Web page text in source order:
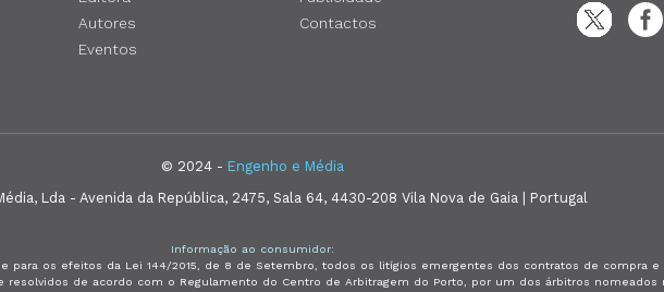
Autores
Eventos
Contactos
© 2024 - Engenho e Média
Lda - Avenida da República, 2475, Sala 64, 4430-208 Vila Nova de Gaia | Portugal
Informação ao consumidor:
para os efeitos da Lei 144/2015, de 8 de Setembro, todos os litígios emergentes dos contratos de compra
de acordo com o Regulamento do Centro de Arbitragem do Porto, por um dos árbitros nomeados